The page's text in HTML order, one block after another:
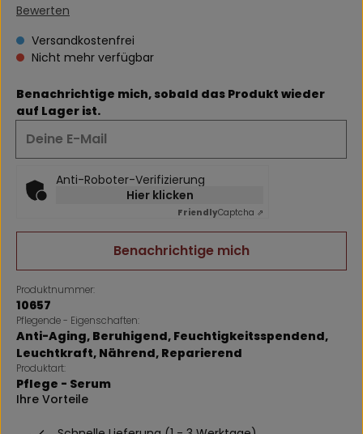
Durchschnittliche Bewertung von 0 von 5 Sternen
Bewerten
Versandkostenfrei
Nicht mehr verfügbar
Benachrichtige mich, sobald das Produkt wieder
auf Lager ist.
Anti-Roboter-Verifizierung
Hier klicken
FriendlyCaptcha ⇗
Benachrichtige mich
Produktnummer:
10657
Pflegende - Eigenschaften:
Anti-Aging, Beruhigend, Feuchtigkeitsspendend,
Leuchtkraft, Nährend, Reparierend
Produktart:
Pflege - Serum
Ihre Vorteile